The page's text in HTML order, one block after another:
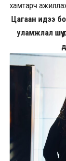
хамтарч
Цагаан идээ
уламжлал